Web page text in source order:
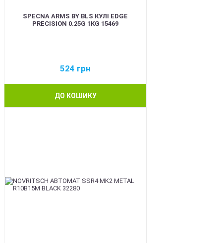
SPECNA ARMS BY BLS КУЛІ EDGE
PRECISION 0.25G 1KG 15469
524 грн
ДО КОШИКУ